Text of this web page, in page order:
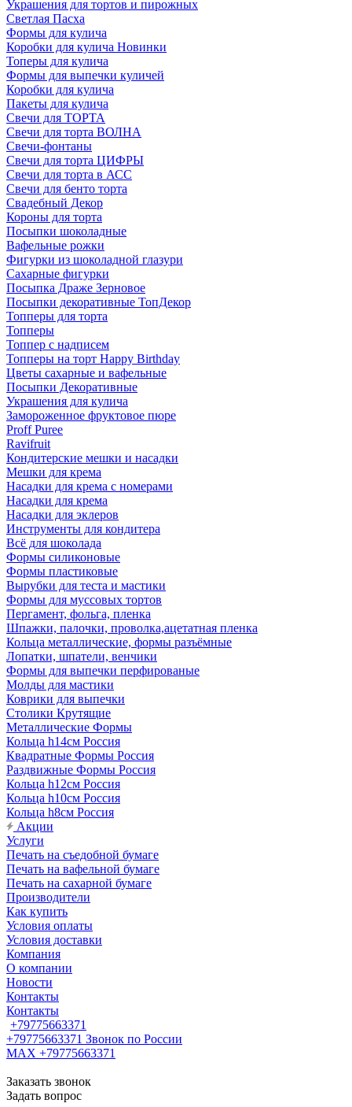
Украшения для тортов и пирожных
Светлая Пасха
Формы для кулича
Коробки для кулича Новинки
Топеры для кулича
Формы для выпечки куличей
Коробки для кулича
Пакеты для кулича
Свечи для ТОРТА
Свечи для торта ВОЛНА
Свечи-фонтаны
Свечи для торта ЦИФРЫ
Свечи для торта в АСС
Свечи для бенто торта
Свадебный Декор
Короны для торта
Посыпки шоколадные
Вафельные рожки
Фигурки из шоколадной глазури
Сахарные фигурки
Посыпка Драже Зерновое
Посыпки декоративные ТопДекор
Топперы для торта
Топперы
Топпер с надписем
Топперы на торт Happy Birthday
Цветы сахарные и вафельные
Посыпки Декоративные
Украшения для кулича
Замороженное фруктовое пюре
Proff Puree
Ravifruit
Кондитерские мешки и насадки
Мешки для крема
Насадки для крема с номерами
Насадки для крема
Насадки для эклеров
Инструменты для кондитера
Всё для шоколада
Формы силиконовые
Формы пластиковые
Вырубки для теста и мастики
Формы для муссовых тортов
Пергамент, фольга, пленка
Шпажки, палочки, проволка,ацетатная пленка
Кольца металлические, формы разъёмные
Лопатки, шпатели, венчики
Формы для выпечки перфированые
Молды для мастики
Коврики для выпечки
Столики Крутящие
Металлические Формы
Кольца h14см Россия
Квадратные Формы Россия
Раздвижные Формы Россия
Кольца h12см Россия
Кольца h10см Россия
Кольца h8см Россия
Акции
Услуги
Печать на съедобной бумаге
Печать на вафельной бумаге
Печать на сахарной бумаге
Производители
Как купить
Условия оплаты
Условия доставки
Компания
О компании
Новости
Контакты
Контакты
+79775663371
+79775663371 Звонок по России
MAX +79775663371
Заказать звонок
Задать вопрос